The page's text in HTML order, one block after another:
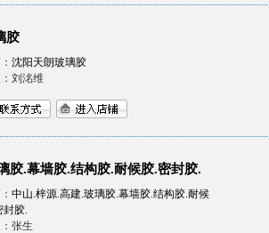
胶
沈阳天朗玻璃胶
刘洺维
胶.幕墙胶.结构胶.耐候胶.密封胶.
中山.梓源.高建.玻璃胶.幕墙胶.结构胶.耐候
封胶.
张生